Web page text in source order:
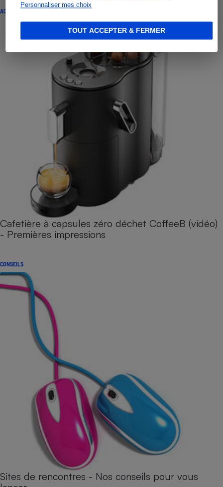
Personnaliser mes choix
TOUT ACCEPTER & FERMER
ACTUALITÉ
Cafetière à capsules zéro déchet CoffeeB (vidéo)
- Premières impressions
CONSEILS
Sites de rencontres - Nos conseils pour vous